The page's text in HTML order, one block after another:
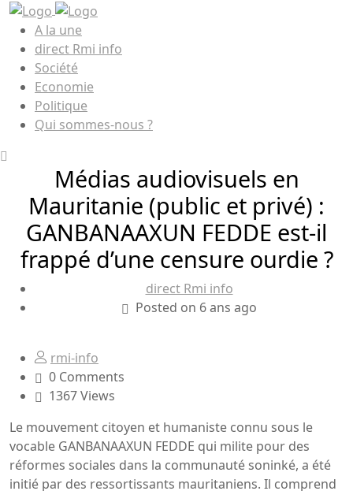
A la une
direct Rmi info
Société
Economie
Politique
Qui sommes-nous ?
Médias audiovisuels en
Mauritanie (public et privé) :
GANBANAAXUN FEDDE est-il
frappé d’une censure ourdie ?
direct Rmi info
Posted on 6 ans ago
rmi-info
0 Comments
1367 Views
Le mouvement citoyen et humaniste connu sous le
vocable GANBANAAXUN FEDDE qui milite pour des
réformes sociales dans la communauté soninké, a été
initié par des ressortissants mauritaniens. Il comprend